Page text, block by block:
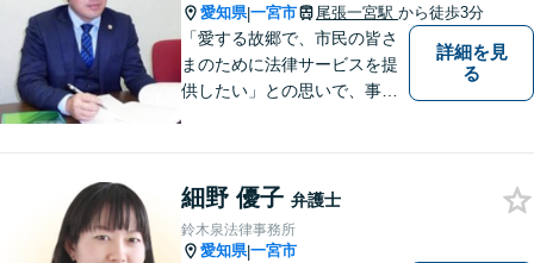
愛知県|一宮市 尾張一宮駅 から徒歩3分
「愛する故郷で、市民の皆さ
まのために法律サービスを提
供したい」との思いで、事務
れたとき、ご自身の力ではど
うしようもできない場合、法
律の力があなたをお助けしま
詳細を見
る
細野 優子 弁護士
鈴木泉法律事務所
愛知県|一宮市